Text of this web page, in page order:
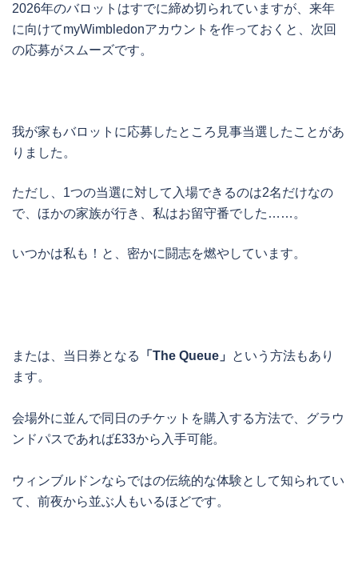
2026年のバロットはすでに締め切られていますが、来年
に向けてmyWimbledonアカウントを作っておくと、次回
の応募がスムーズです。
我が家もバロットに応募したところ見事当選したことがあ
りました。
ただし、1つの当選に対して入場できるのは2名だけなの
で、ほかの家族が行き、私はお留守番でした……。
いつかは私も！と、密かに闘志を燃やしています。
または、当日券となる 「The Queue」 という方法もあり
ます。
会場外に並んで同日のチケットを購入する方法で、グラウ
ンドパスであれば£33から入手可能。
ウィンブルドンならではの伝統的な体験として知られてい
て、前夜から並ぶ人もいるほどです。